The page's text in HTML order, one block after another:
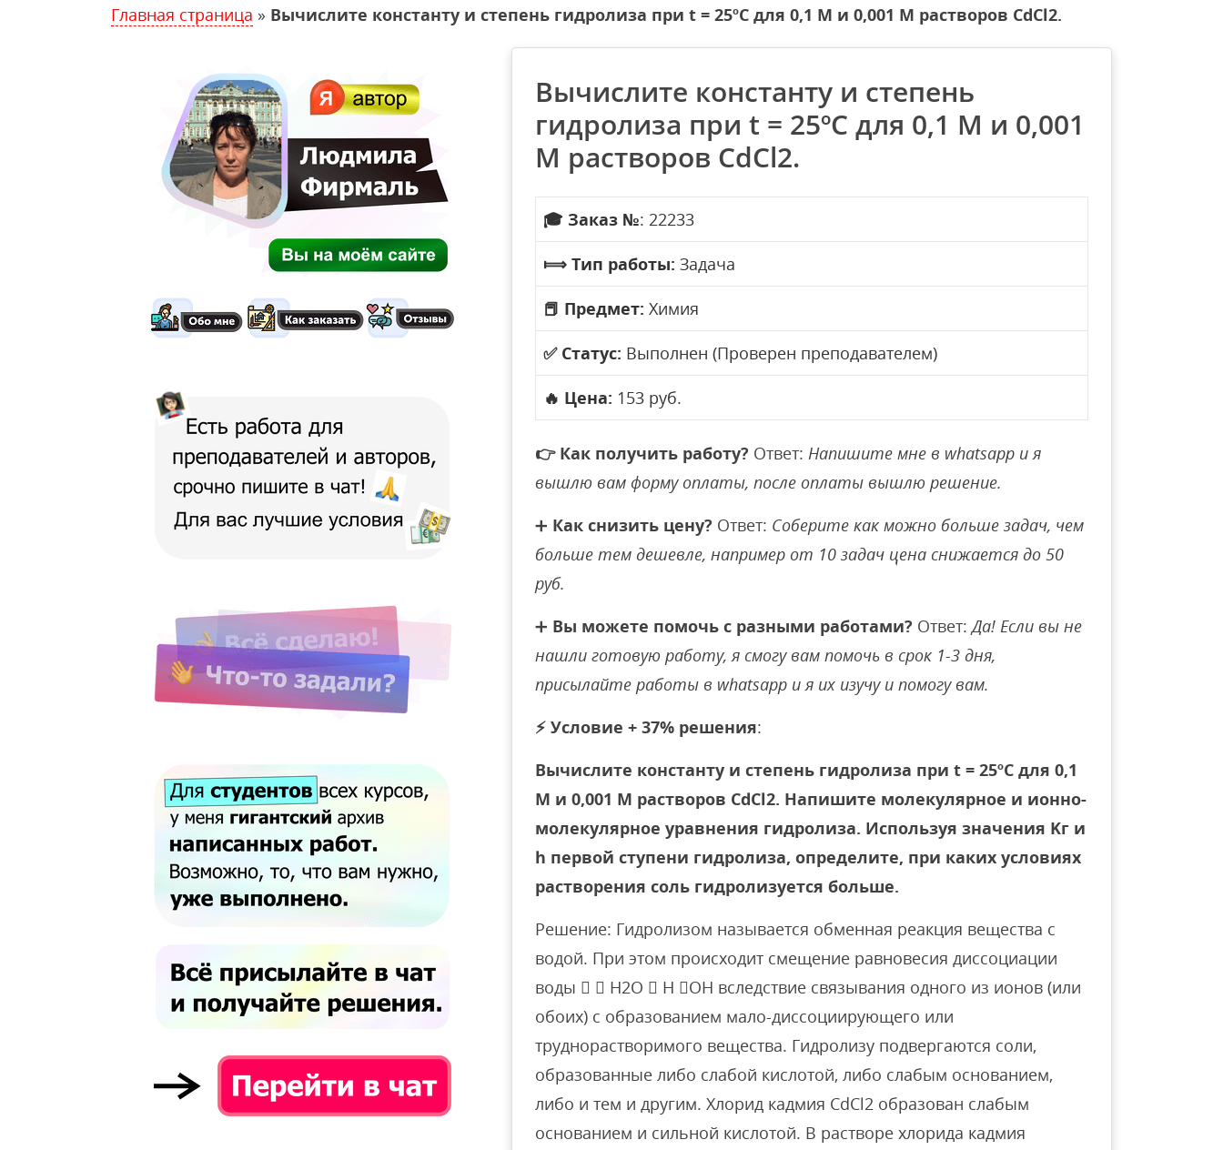
Главная страница » Вычислите константу и степень гидролиза при t = 25ºC для 0,1 М и 0,001 М растворов CdCl2.
Вычислите константу и степень
гидролиза при t = 25ºC для 0,1 М и 0,001
М растворов CdCl2.
🎓 Заказ №: 22233
⟾ Тип работы: Задача
📕 Предмет: Химия
✅ Статус: Выполнен (Проверен преподавателем)
🔥 Цена: 153 руб.
👉 Как получить работу? Ответ: Напишите мне в whatsapp и я
вышлю вам форму оплаты, после оплаты вышлю решение.
➕ Как снизить цену? Ответ: Соберите как можно больше задач, чем
больше тем дешевле, например от 10 задач цена снижается до 50
руб.
➕ Вы можете помочь с разными работами? Ответ:Да! Если вы не
нашли готовую работу, я смогу вам помочь в срок 1-3 дня,
присылайте работы в whatsapp и я их изучу и помогу вам.
⚡ Условие + 37% решения:
Вычислите константу и степень гидролиза при t = 25ºC для 0,1
М и 0,001 М растворов CdCl2. Напишите молекулярное и ионно-
молекулярное уравнения гидролиза. Используя значения Kг и
h первой ступени гидролиза, определите, при каких условиях
растворения соль гидролизуется больше.
Решение: Гидролизом называется обменная реакция вещества с
водой. При этом происходит смещение равновесия диссоциации
воды   H2O  H OH вследствие связывания одного из ионов (или
обоих) с образованием мало-диссоциирующего или
труднорастворимого вещества. Гидролизу подвергаются соли,
образованные либо слабой кислотой, либо слабым основанием,
либо и тем и другим. Хлорид кадмия CdCl2 образован слабым
основанием и сильной кислотой. В растворе хлорида кадмия